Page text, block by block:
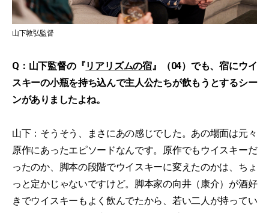
山下敦弘監督
Q：山下監督の『リアリズムの宿』（04）でも、宿にウイ
スキーの小瓶を持ち込んで主人公たちが飲もうとするシー
ンがありましたよね。
山下：そうそう、まさにあの感じでした。あの場面は元々
原作にあったエピソードなんです。原作でもウイスキーだ
ったのか、脚本の段階でウイスキーに変えたのかは、ちょ
っと定かじゃないですけど。脚本家の向井（康介）が酒好
きでウイスキーもよく飲んでたから、若い二人が持ってい